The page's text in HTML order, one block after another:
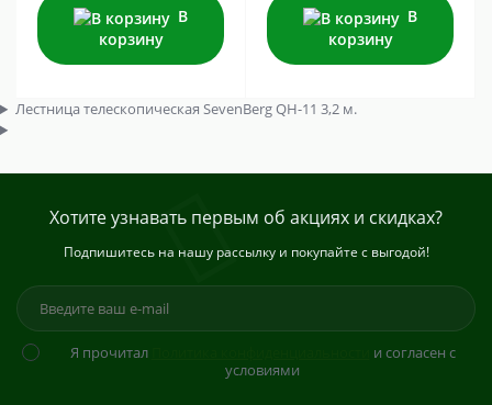
В
корзину
В
корзину
Лестница телескопическая SevenBerg QH-11 3,2 м.
Хотите узнавать первым об акциях и скидках?
Подпишитесь на нашу рассылку и покупайте с выгодой!
Я прочитал
и согласен с
условиями